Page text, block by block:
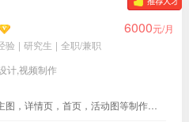
6000元/月
验 | 研究生 | 全职/兼职
计,视频制作
，能给出符合甲方店铺风格形式表现建议，懂点商业需求和有点小想法的电商美工设计岗。可根据具体活动价格可谈。